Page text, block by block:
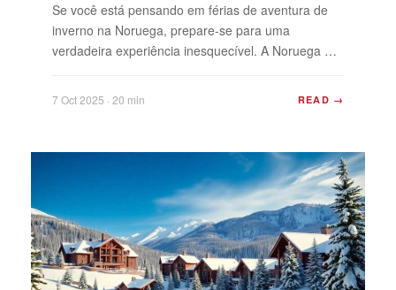
Se você está pensando em férias de aventura de
inverno na Noruega, prepare-se para uma
verdadeira experiência inesquecível. A Noruega no
inverno é como nenhum outro lugar – cidades
todo agasalhado, depois seguindo ...
7 Oct 2025 · 20 min READ →